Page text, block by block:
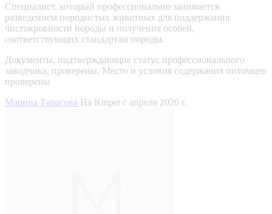
Специалист, который профессионально занимается
разведением породистых животных для поддержания
чистокровности породы и получения особей,
соответствующих стандартам породы.
Документы, подтверждающие статус профессионального
заводчика, проверены. Место и условия содержания питомцев
проверены
Марина Тарасова На Kinpet c апреля 2026 г.